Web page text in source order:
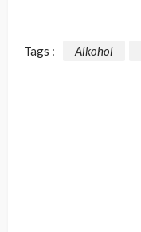
Tags : Alkohol